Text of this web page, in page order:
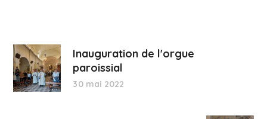
Inauguration de l'orgue
paroissial
30 mai 2022